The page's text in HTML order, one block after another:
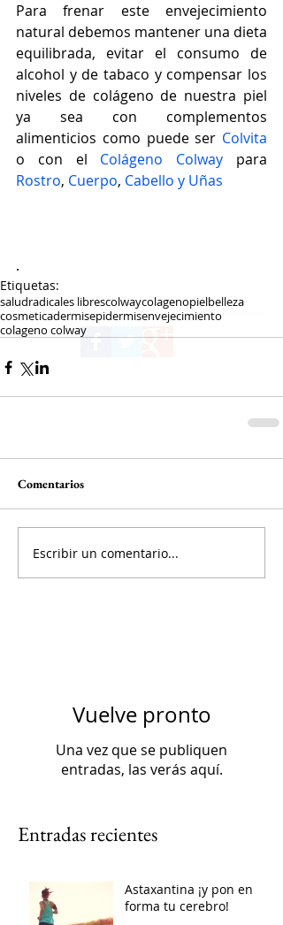
Para frenar este envejecimiento
natural debemos mantener una dieta
equilibrada, evitar el consumo de
alcohol y de tabaco y compensar los
niveles de colágeno de nuestra piel
ya sea con complementos
alimenticios como puede ser Colvita
o con el Colágeno Colway para
Rostro, Cuerpo, Cabello y Uñas
.
Etiquetas:
saludradicales librescolwaycolagenopielbelleza
cosmeticadermisepidermisenvejecimiento
colageno colway
Comentarios
Escribir un comentario...
Vuelve pronto
Una vez que se publiquen
entradas, las verás aquí.
Entradas recientes
Astaxantina ¡y pon en
forma tu cerebro!